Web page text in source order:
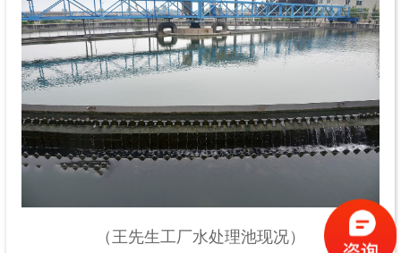
（王先生工厂水处理池现况）